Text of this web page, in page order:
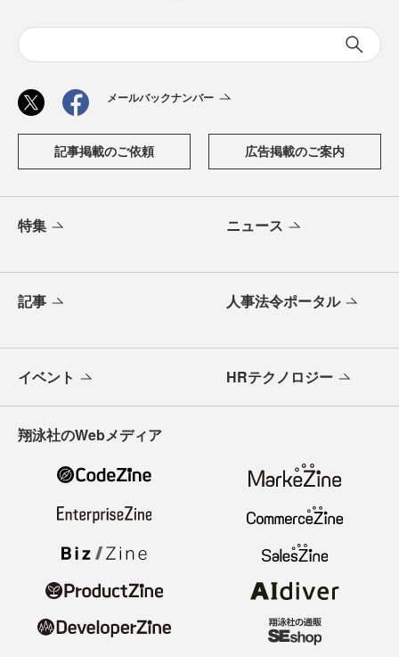
メールバックナンバー
記事掲載のご依頼 広告掲載のご案内
特集 ニュース
記事 人事法令ポータル
イベント HRテクノロジー
翔泳社のWebメディア